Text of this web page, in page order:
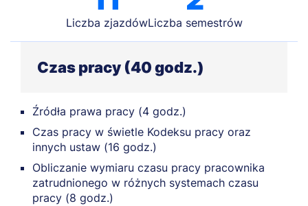
Liczba zjazdówLiczba semestrów
Czas pracy (40 godz.)
Źródła prawa pracy (4 godz.)
Czas pracy w świetle Kodeksu pracy oraz
innych ustaw (16 godz.)
Obliczanie wymiaru czasu pracy pracownika
zatrudnionego w różnych systemach czasu
pracy (8 godz.)